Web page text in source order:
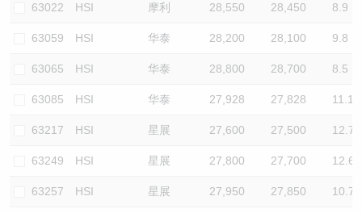
63022 HSI 摩利 28,550 28,450 8.9
63059 HSI 华泰 28,200 28,100 9.8
63065 HSI 华泰 28,800 28,700 8.5
63085 HSI 华泰 27,928 27,828 11.1
63217 HSI 星展 27,600 27,500 12.7
63249 HSI 星展 27,800 27,700 12.6
63257 HSI 星展 27,950 27,850 10.7